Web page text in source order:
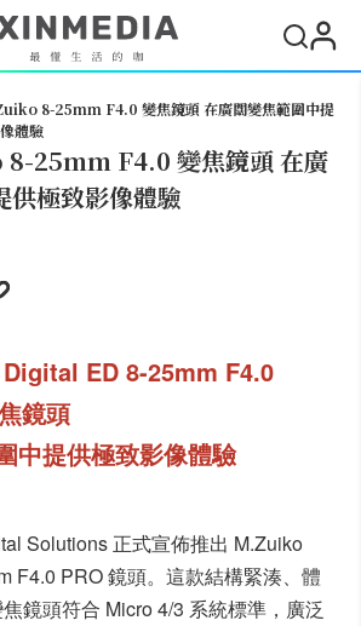
8-25mm F4.0 變焦鏡頭 在廣闊變焦範圍中提
體驗
25mm F4.0 變焦鏡頭 在廣
供極致影像體驗
ED 8-25mm F4.0
鏡頭
中提供極致影像體驗
Solutions 正式宣佈推出 M.Zuiko
F4.0 PRO 鏡頭。這款結構緊湊、體
鏡頭符合 Micro 4/3 系統標準，廣泛